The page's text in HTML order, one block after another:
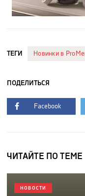
ТЕГИ Новинки в
ПОДЕЛИТЬСЯ
Facebook
ЧИТАЙТЕ ПО ТЕМЕ
НОВОСТИ